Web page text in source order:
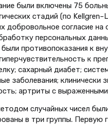
были включены 75
стадий (по
добровольное согласие на
персональных
противопоказания к
к
сахарный диабет;
заболевания; клинически
артриты с
случайных чисел
в три группы. Первую